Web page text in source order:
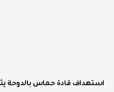
استهداف قادة حماس بالدوحة